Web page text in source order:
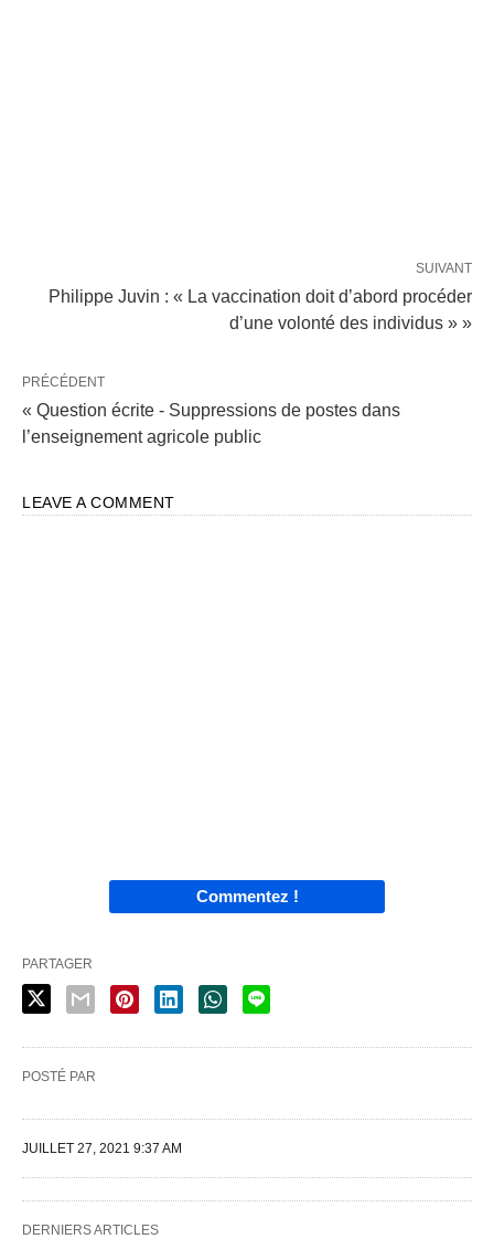
SUIVANT
Philippe Juvin : « La vaccination doit d’abord procéder
d’une volonté des individus » »
PRÉCÉDENT
« Question écrite - Suppressions de postes dans
l’enseignement agricole public
LEAVE A COMMENT
Commentez !
PARTAGER
POSTÉ PAR
JUILLET 27, 2021 9:37 AM
DERNIERS ARTICLES